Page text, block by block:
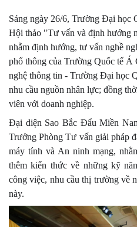
Sáng ngày 26/6, Trường Đại học
Hội thảo "Tư vấn và định hướng
nhằm định hướng, tư vấn nghề
phổ thông của Trường Quốc tế
nghệ thông tin - Trường Đại học
nhu cầu nguồn nhân lực; đồng
viên với doanh nghiệp.
Đại diện Sao Bắc Đẩu Miền
Trưởng Phòng Tư vấn giải pháp
máy tính và An ninh mạng,
thêm kiến thức về những kỹ
công việc, nhu cầu thị trường về
này.